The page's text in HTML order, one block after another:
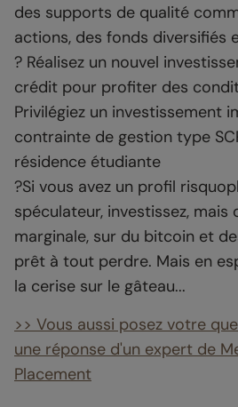
des supports de qualité
actions, des fonds diversifiés
? Réalisez un nouvel
crédit pour profiter des
Privilégiez un investissement
contrainte de gestion type
résidence étudiante
?Si vous avez un profil
spéculateur, investissez, mais
marginale, sur du bitcoin et
prêt à tout perdre. Mais en
la cerise sur le gâteau...
>> Vous aussi posez votre
une réponse d'un expert de
Placement